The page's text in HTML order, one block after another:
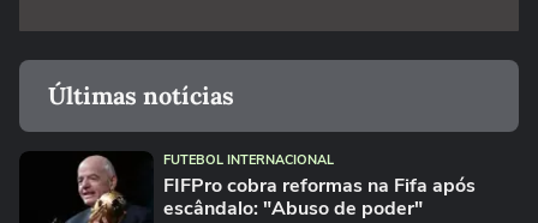
Últimas notícias
FUTEBOL INTERNACIONAL
FIFPro cobra reformas na Fifa após
escândalo: "Abuso de poder"